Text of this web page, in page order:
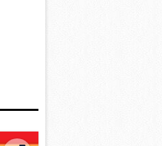
Metnimizi okumak ve